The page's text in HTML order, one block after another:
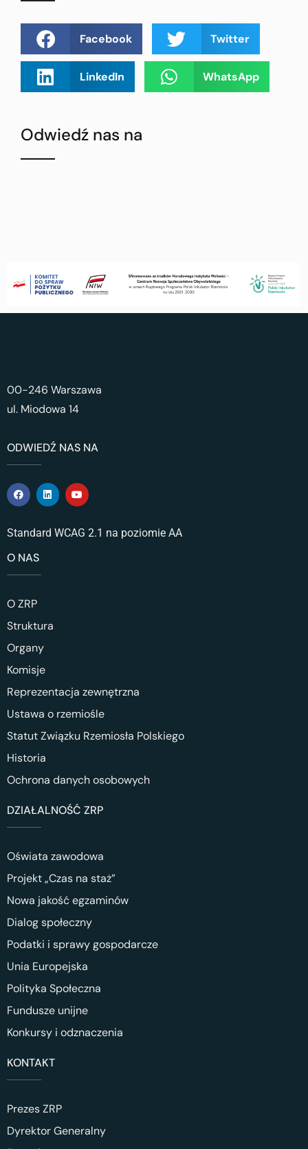
Facebook Twitter
LinkedIn WhatsApp
Odwiedź nas na
00-246 Warszawa
ul. Miodowa 14
ODWIEDŹ NAS NA
Standard WCAG 2.1 na poziomie AA
O NAS
O ZRP
Struktura
Organy
Komisje
Reprezentacja zewnętrzna
Ustawa o rzemiośle
Statut Związku Rzemiosła Polskiego
Historia
Ochrona danych osobowych
DZIAŁALNOŚĆ ZRP
Oświata zawodowa
Projekt „Czas na staż”
Nowa jakość egzaminów
Dialog społeczny
Podatki i sprawy gospodarcze
Unia Europejska
Polityka Społeczna
Fundusze unijne
Konkursy i odznaczenia
KONTAKT
Prezes ZRP
Dyrektor Generalny